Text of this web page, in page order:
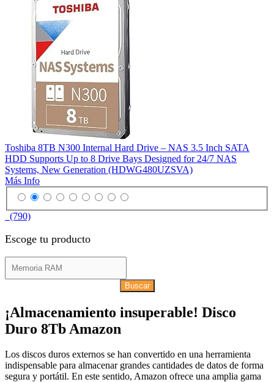
Toshiba 8TB N300 Internal Hard Drive – NAS 3.5 Inch SATA
HDD Supports Up to 8 Drive Bays Designed for 24/7 NAS
Systems, New Generation (HDWG480UZSVA)
Más Info
(790)
Escoge tu producto
Buscar
¡Almacenamiento insuperable! Disco
Duro 8Tb Amazon
Los discos duros externos se han convertido en una herramienta
indispensable para almacenar grandes cantidades de datos de forma
segura y portátil. En este sentido, Amazon ofrece una amplia gama